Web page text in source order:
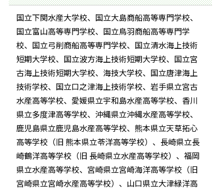
国立下関水産大学校、国立大島商船高等専門学校、
国立富山高等専門学校、国立鳥羽商船高等専門学
校、国立弓削商船高等専門学校、国立清水海上技術
短期大学校、国立波方海上技術短期大学校、国立宮
古海上技術短期大学校、海技大学校、国立唐津海上
技術学校、国立口之津海上技術学校、岩手県立宮古
水産高等学校、愛媛県立宇和島水産高等学校、香川
県立多度津高等学校、沖縄県立沖縄水産高等学校、
鹿児島県立鹿児島水産高等学校、熊本県立天草拓心
高等学校（旧 熊本県立苓洋高等学校）、長崎県立長
崎鶴洋高等学校（旧 長崎県立水産高等学校）、福岡
県立水産高等学校、宮崎県立宮崎海洋高等学校（旧
宮崎県立宮崎水産高等学校）、山口県立大津緑洋高